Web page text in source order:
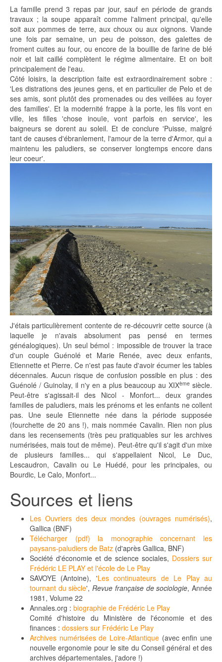
La famille prend 3 repas par jour, sauf en période de grands
travaux ; la soupe apparaît comme l'aliment principal, qu'elle
soit aux pommes de terre, aux choux ou aux oignons. Viande
une fois par semaine, un peu de poisson, des galettes de
froment cuites au four, ou encore de la bouillie de farine de blé
noir et lait caillé complètent le régime alimentaire. Et on boit
principalement de l'eau.
Côté loisirs, la description faite est extraordinairement sobre :
'Les distrations des jeunes gens, et en particulier de Pelo et de
ses amis, sont plutôt des promenades ou des veillées au foyer
des familles'. Et la modernité frappe à la porte, les fils vont en
ville, les filles 'chose inouïe, vont parfois en service', les
baigneurs se dorent au soleil. Et de conclure 'Puisse, malgré
tant de causes d'ébranlement, l'amour de la terre d'Armor, qui a
maintenu les paludiers, se conserver longtemps encore dans
leur coeur'.
J'étais particulièrement contente de re-découvrir cette source (à
laquelle je n'avais absolument pas pensé en termes
généalogiques). Un seul bémol : impossible de trouver la trace
d'un couple Guénolé et Marie Renée, avec deux enfants,
Etiennette et Pierre. Ce n'est pas faute d'avoir écumer les tables
décennales. Aucun risque de confusion possible en plus : des
Guénolé / Guinolay, il n'y en a plus beaucoup au XIXème siècle.
Peut-être s'agissait-il des Nicol - Monfort... deux grandes
familles de paludiers, mais les prénoms et les enfants ne collent
pas. Une seule Etiennette née dans la période supposée
(fourchette de 20 ans !), mais nommée Cavalin. Rien non plus
dans les recensements (très peu pratiquables sur les archives
numérisées, mais tout de même). Peut-être qu'il s'agit d'un mixe
de plusieurs familles... qui s'appellaient Nicol, Le Duc,
Lescaudron, Cavalin ou Le Huédé, pour les principales, ou
Bourdic, Le Calo, Monfort...
Sources et liens
Les Ouvriers des deux mondes (ouvrages numérisés),
Gallica (BNF)
Télécharger (pdf) la monographie concernant les
paysans-paludiers de Batz (d'après Gallica, BNF)
Société d'économie et de science sociales, Dossiers sur
Frédéric LE PLAY et l'école de Le Play
SAVOYE (Antoine), 'Les continuateurs de Le Play au
tournant du siècle',Revue française de sociologie, Année
1981, Volume 22
Annales.org : biographie de Frédéric Le Play
Comité d'histoire du Ministère de l'économie et des
finances : dossiers sur Frédéric Le Play
Archives numérisées de Loire-Atlantique (avec enfin une
nouvelle ergonomie pour le site du Conseil général et des
archives départementales, j'adore !)